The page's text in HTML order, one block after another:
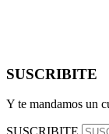
SUSCRIBITE
Y te mandamos un